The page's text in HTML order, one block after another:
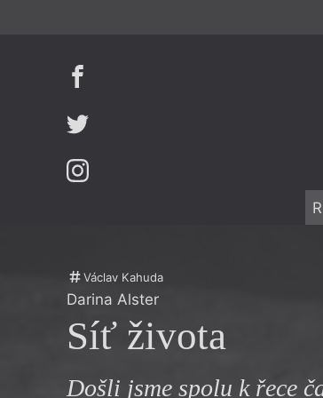
Václav Kahuda
Darina Alster
Síť života
Došli jsme spolu k řece